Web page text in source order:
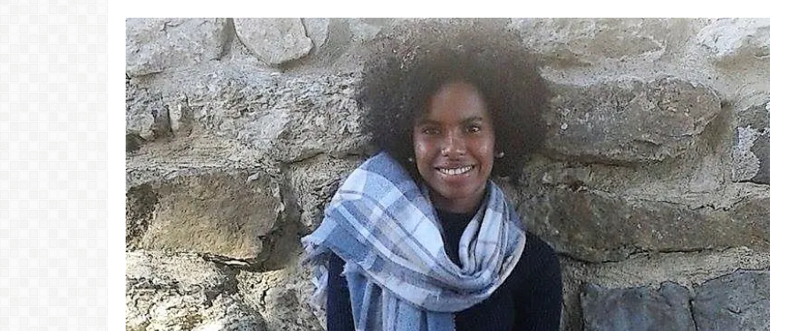
Video: "Tem pessoas ki sa
larga Cabo Verde pa vivi
vida pior na Portugal" -
Dezabafo
LER MAIS
Video: Tininho conquista
Josslyn em direto...
LER MAIS
Video: Mãe e Pai
surpreendido na Cabo
Verde. Es ka sa speraba
LER MAIS